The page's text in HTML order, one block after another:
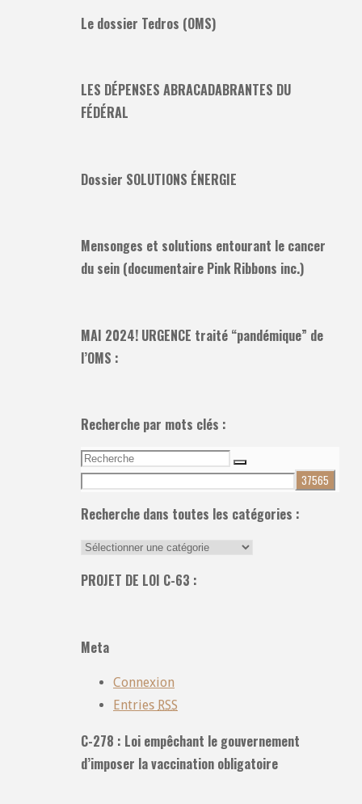
Le dossier Tedros (OMS)
LES DÉPENSES ABRACADABRANTES DU
FÉDÉRAL
Dossier SOLUTIONS ÉNERGIE
Mensonges et solutions entourant le cancer
du sein (documentaire Pink Ribbons inc.)
MAI 2024! URGENCE traité “pandémique” de
l’OMS :
Recherche par mots clés :
Recherche
pour:
Recherche
Recherche dans toutes les catégories :
Recherche
toutes
PROJET DE LOI C-63 :
Meta
Connexion
Entries RSS
C-278 : Loi empêchant le gouvernement
d’imposer la vaccination obligatoire